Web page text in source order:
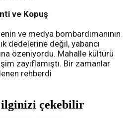
ve Kopuş
ve medya bombardımanının
dedelerine değil, yabancı
özeniyordu. Mahalle kültürü
zayıflamıştı. Bir zamanlar
rehberdi
çekebilir